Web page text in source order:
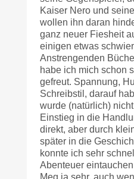
Kaiser Nero und
wollen ihn daran
ganz neuer Fiesheit
einigen etwas
Anstrengenden
habe ich mich schon
gefreut. Spannung,
Schreibstil, darauf
wurde (natürlich)
Einstieg in die
direkt, aber durch
später in die
konnte ich sehr
Abenteuer
Meg ja sehr, auch